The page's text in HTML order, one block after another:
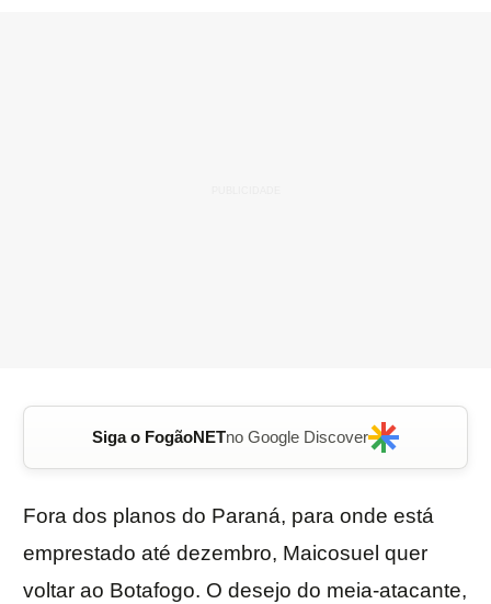
Siga o FogãoNETno Google Discover
Fora dos planos do Paraná, para onde está
emprestado até dezembro, Maicosuel quer
voltar ao Botafogo. O desejo do meia-atacante,